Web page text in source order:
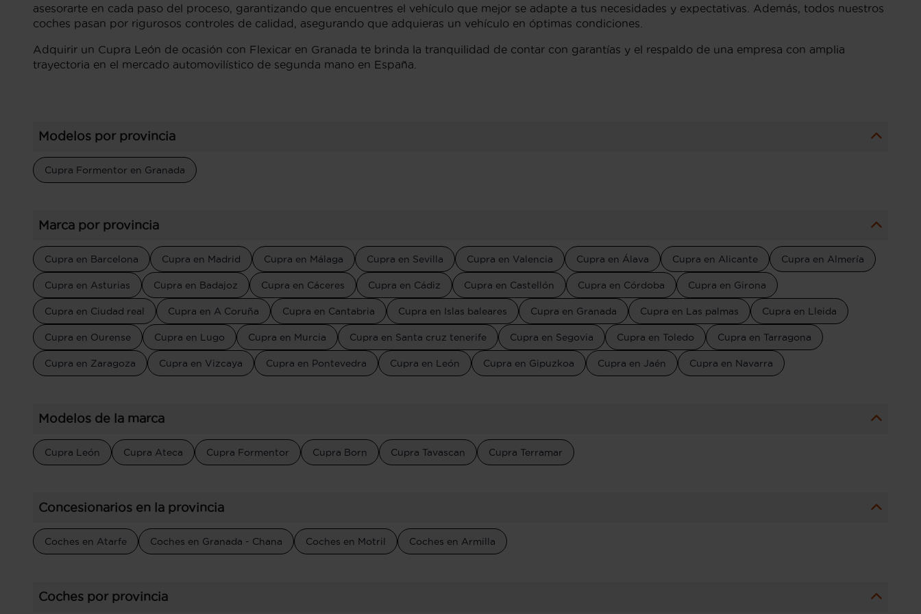
asesorarte en cada paso del proceso, garantizando que encuentres el vehículo que mejor se adapte a tus necesidades y expectativas. Además, todos nuestros
coches pasan por rigurosos controles de calidad, asegurando que adquieras un vehículo en óptimas condiciones.
Adquirir un Cupra León de ocasión con Flexicar en Granada te brinda la tranquilidad de contar con garantías y el respaldo de una empresa con amplia
trayectoria en el mercado automovilístico de segunda mano en España.
Modelos por provincia
Cupra Formentor en Granada
Marca por provincia
Cupra en Barcelona Cupra en Madrid Cupra en Málaga Cupra en Sevilla Cupra en Valencia Cupra en Álava Cupra en Alicante Cupra en Almería
Cupra en Asturias Cupra en Badajoz Cupra en Cáceres Cupra en Cádiz Cupra en Castellón Cupra en Córdoba Cupra en Girona
Cupra en Ciudad real Cupra en A Coruña Cupra en Cantabria Cupra en Islas baleares Cupra en Granada Cupra en Las palmas Cupra en Lleida
Cupra en Ourense Cupra en Lugo Cupra en Murcia Cupra en Santa cruz tenerife Cupra en Segovia Cupra en Toledo Cupra en Tarragona
Cupra en Zaragoza Cupra en Vizcaya Cupra en Pontevedra Cupra en León Cupra en Gipuzkoa Cupra en Jaén Cupra en Navarra
Modelos de la marca
Cupra León Cupra Ateca Cupra Formentor Cupra Born Cupra Tavascan Cupra Terramar
Concesionarios en la provincia
Coches en Atarfe Coches en Granada - Chana Coches en Motril Coches en Armilla
Coches por provincia